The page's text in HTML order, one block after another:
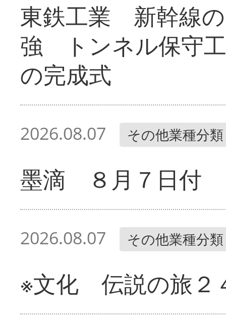
東鉄工業 新幹線
強 トンネル保守
の完成式
2026.08.07 その他業種分類
墨滴 ８月７日付
2026.08.07 その他業種分類
※文化 伝説の旅２